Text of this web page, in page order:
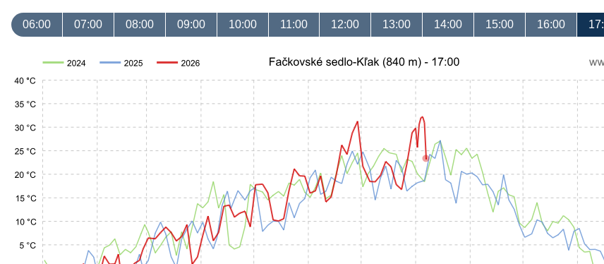
06:00 07:00 08:00 09:00 10:00 11:00 12:00 13:00 14:00 15:00 16:00